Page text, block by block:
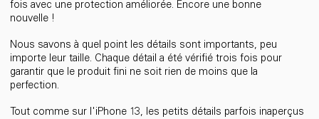
fois avec une protection améliorée. Encore une bonne
nouvelle !
Nous savons à quel point les détails sont importants, peu
importe leur taille. Chaque détail a été vérifié trois fois pour
garantir que le produit fini ne soit rien de moins que la
perfection.
Tout comme sur l'iPhone 13, les petits détails parfois inaperçus